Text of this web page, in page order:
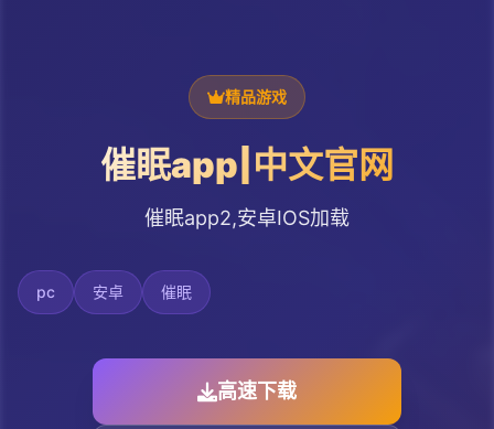
精品游戏
催眠app|中文官网
催眠app2,安卓IOS加载
pc 安卓 催眠
高速下载